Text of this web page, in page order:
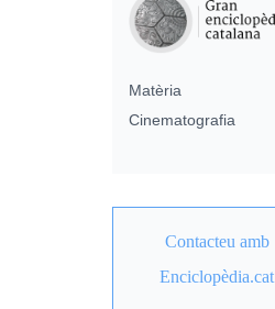
Matèria
Cinematografia
Contacteu amb
Enciclopèdia.cat